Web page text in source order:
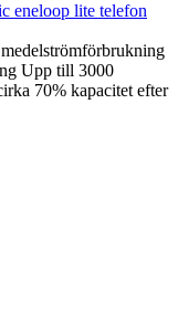
eneloop lite telefon
Upp till 3000
70% kapacitet efter